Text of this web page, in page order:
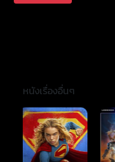
หนังเรื่องอื่นๆ